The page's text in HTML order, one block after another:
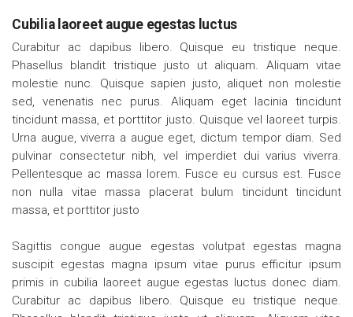
Cubilia laoreet augue egestas luctus
Curabitur ac dapibus libero. Quisque eu tristique neque.
Phasellus blandit tristique justo ut aliquam. Aliquam vitae
molestie nunc. Quisque sapien justo, aliquet non molestie
sed, venenatis nec purus. Aliquam eget lacinia tincidunt
tincidunt massa, et porttitor justo. Quisque vel laoreet turpis.
Urna augue, viverra a augue eget, dictum tempor diam. Sed
pulvinar consectetur nibh, vel imperdiet dui varius viverra.
Pellentesque ac massa lorem. Fusce eu cursus est. Fusce
non nulla vitae massa placerat bulum tincidunt tincidunt
massa, et porttitor justo
Sagittis congue augue egestas volutpat egestas magna
suscipit egestas magna ipsum vitae purus efficitur ipsum
primis in cubilia laoreet augue egestas luctus donec diam.
Curabitur ac dapibus libero. Quisque eu tristique neque.